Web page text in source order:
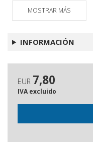
Antonio
Sant'Antonio Abate e
La benedizione degli
tradizione e
MOSTRAR MÁS
INFORMACIÓN
EUR 7,80
IVA excluido